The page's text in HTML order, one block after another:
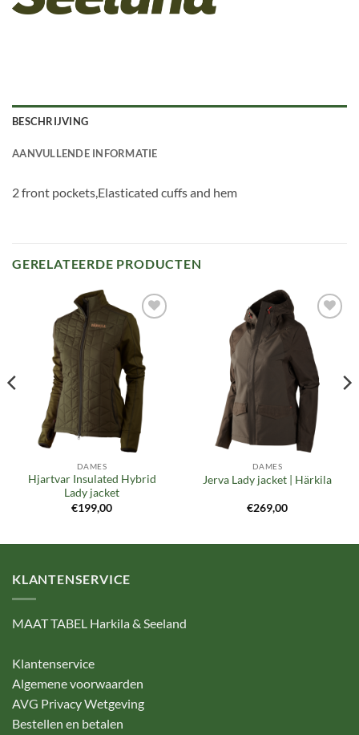
BESCHRIJVING
AANVULLENDE INFORMATIE
2 front pockets,Elasticated cuffs and hem
GERELATEERDE PRODUCTEN
Toevoegen
verlanglijst
DAMES
Hjartvar Insulated Hybrid
Lady jacket
€199,00
Toevoegen
aan
verlanglijst
DAMES
Jerva Lady jacket | Härkila
€269,00
KLANTENSERVICE
MAAT TABEL Harkila & Seeland
Klantenservice
Algemene voorwaarden
AVG Privacy Wetgeving
Bestellen en betalen